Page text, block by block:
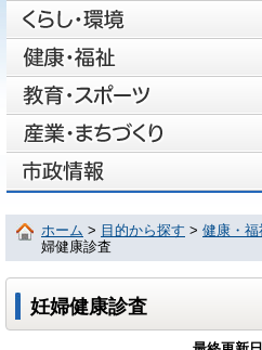
ホーム > 目的から探す > 健康・福
婦健康診査
妊婦健康診査